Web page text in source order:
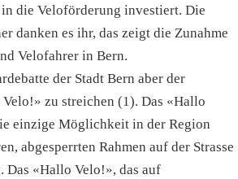
die Veloförderung investiert. Die
danken es ihr, das zeigt die Zunahme
Velofahrer in Bern.
der Stadt Bern aber der
zu streichen (1). Das «Hallo
einzige Möglichkeit in der Region
abgesperrten Rahmen auf der Strasse
Das «Hallo Velo!», das auf